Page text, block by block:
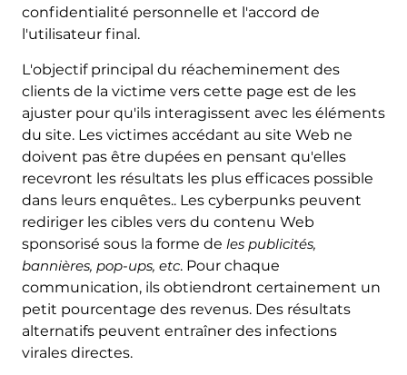
confidentialité personnelle et l'accord de
l'utilisateur final.
L'objectif principal du réacheminement des
clients de la victime vers cette page est de les
ajuster pour qu'ils interagissent avec les éléments
du site. Les victimes accédant au site Web ne
doivent pas être dupées en pensant qu'elles
recevront les résultats les plus efficaces possible
dans leurs enquêtes.. Les cyberpunks peuvent
rediriger les cibles vers du contenu Web
sponsorisé sous la forme de les publicités,
bannières, pop-ups, etc. Pour chaque
communication, ils obtiendront certainement un
petit pourcentage des revenus. Des résultats
alternatifs peuvent entraîner des infections
virales directes.